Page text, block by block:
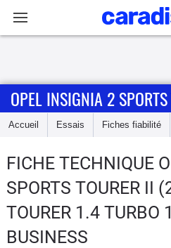
Accueil
Essais
Guide
d'achat
OPEL INSIGNIA 2 SPORTS
Accueil Essais Fiches fiabilité
FICHE TECHNIQUE
SPORTS TOURER II
TOURER 1.4 TURBO
BUSINESS